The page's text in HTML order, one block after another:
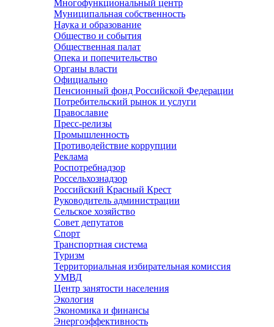
Многофункциональный центр
Муниципальная собственность
Наука и образование
Общество и события
Общественная палат
Опека и попечительство
Органы власти
Официально
Пенсионный фонд Российской Федерации
Потребительский рынок и услуги
Православие
Пресс-релизы
Промышленность
Противодействие коррупции
Реклама
Роспотребнадзор
Россельхознадзор
Российский Красный Крест
Руководитель администрации
Сельское хозяйство
Совет депутатов
Спорт
Транспортная система
Туризм
Территориальная избирательная комиссия
УМВД
Центр занятости населения
Экология
Экономика и финансы
Энергоэффективность